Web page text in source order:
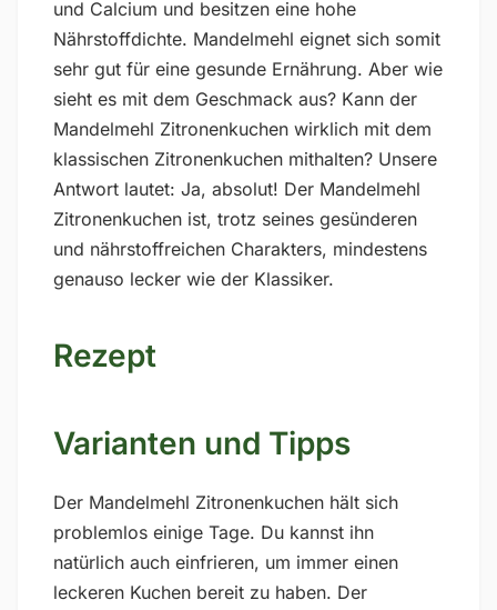
und Calcium und besitzen eine hohe
Nährstoffdichte. Mandelmehl eignet sich somit
sehr gut für eine gesunde Ernährung. Aber wie
sieht es mit dem Geschmack aus? Kann der
Mandelmehl Zitronenkuchen wirklich mit dem
klassischen Zitronenkuchen mithalten? Unsere
Antwort lautet: Ja, absolut! Der Mandelmehl
Zitronenkuchen ist, trotz seines gesünderen
und nährstoffreichen Charakters, mindestens
genauso lecker wie der Klassiker.
Rezept
Varianten und Tipps
Der Mandelmehl Zitronenkuchen hält sich
problemlos einige Tage. Du kannst ihn
natürlich auch einfrieren, um immer einen
leckeren Kuchen bereit zu haben. Der